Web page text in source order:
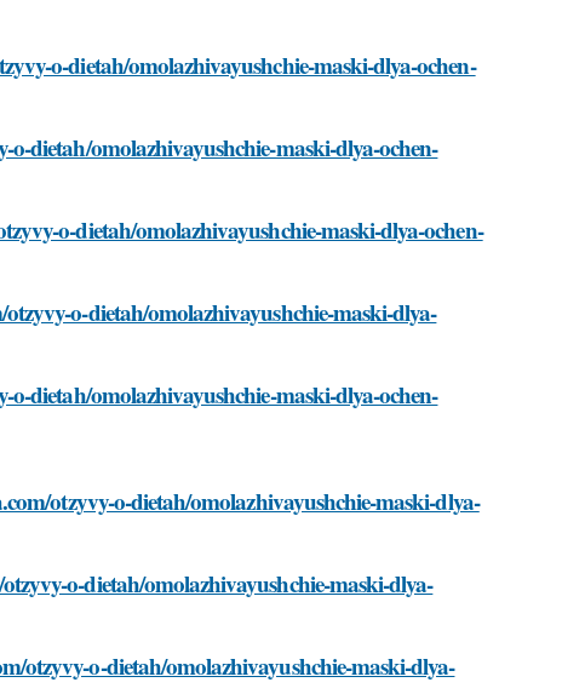
o-dietah/omolazhivayushchie-maski-dlya-ochen-
dietah/omolazhivayushchie-maski-dlya-ochen-
o-dietah/omolazhivayushchie-maski-dlya-ochen-
o-dietah/omolazhivayushchie-maski-dlya-
dietah/omolazhivayushchie-maski-dlya-ochen-
otzyvy-o-dietah/omolazhivayushchie-maski-dlya-
o-dietah/omolazhivayushchie-maski-dlya-
otzyvy-o-dietah/omolazhivayushchie-maski-dlya-